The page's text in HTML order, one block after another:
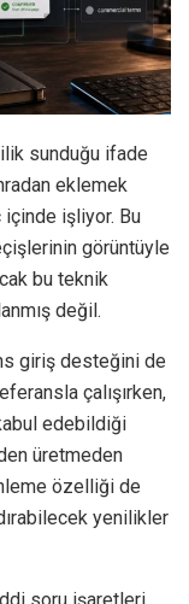
sunduğu ifade
eklemek
işliyor. Bu
görüntüyle
bu teknik
değil.
giriş desteğini de
çalışırken,
edebildiği
üretmeden
özelliği de
yenilikler
soru işaretleri